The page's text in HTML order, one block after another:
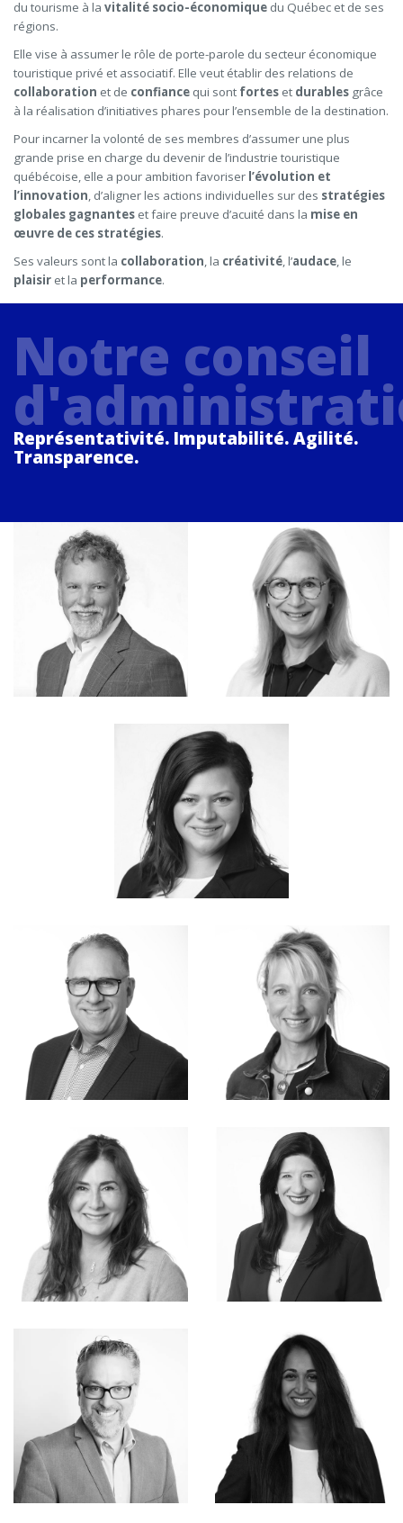
du tourisme à la vitalité socio-économique du Québec et de ses
régions.
Elle vise à assumer le rôle de porte-parole du secteur économique
touristique privé et associatif. Elle veut établir des relations de
collaboration et de confiance qui sont fortes et durables grâce
à la réalisation d’initiatives phares pour l’ensemble de la destination.
Pour incarner la volonté de ses membres d’assumer une plus
grande prise en charge du devenir de l’industrie touristique
québécoise, elle a pour ambition favoriser l’évolution et
l’innovation , d’aligner les actions individuelles sur des stratégies
globales gagnantes et faire preuve d’acuité dans la mise en
œuvre de ces stratégies.
Ses valeurs sont la collaboration , la créativité , l’audace , le
plaisir et la performance.
Notre conseil
Représentativité. Imputabilité. Agilité.
Transparence.